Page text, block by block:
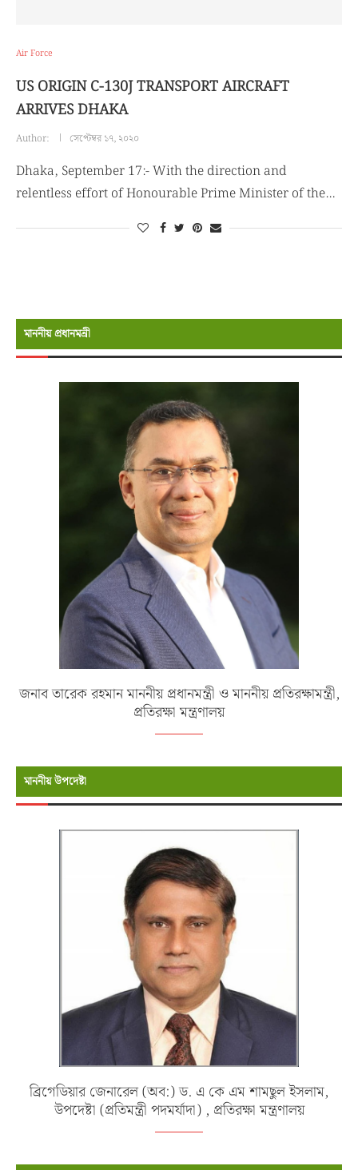
Air Force
US ORIGIN C-130J TRANSPORT AIRCRAFT
ARRIVES DHAKA
Author: সেপ্টেম্বর ১৭, ২০২০
Dhaka, September 17:- With the direction and
relentless effort of Honourable Prime Minister of the…
মাননীয় প্রধানমন্রী
জনাব তারেক রহমান মাননীয় প্রধানমন্ত্রী ও মাননীয় প্রতিরক্ষামন্ত্রী,
প্রতিরক্ষা মন্ত্রণালয়
মাননীয় উপদেষ্টা
ব্রিগেডিয়ার জেনারেল (অব:) ড. এ কে এম শামছুল ইসলাম,
উপদেষ্টা (প্রতিমন্ত্রী পদমর্যাদা) , প্রতিরক্ষা মন্ত্রণালয়